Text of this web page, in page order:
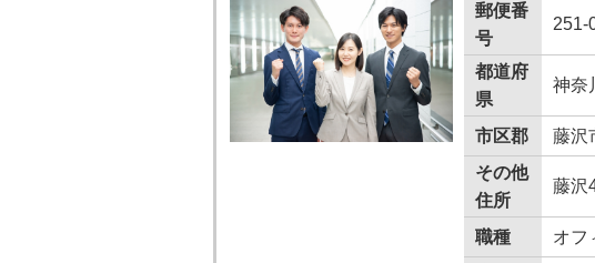
郵便番
号
251-
都道府
県
神奈
市区郡
藤沢
その他
住所
藤
職種
オフ